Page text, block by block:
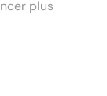
plus